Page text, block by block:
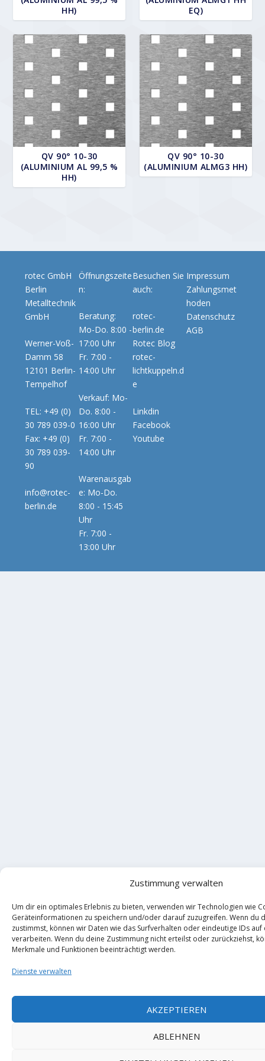
Zustimmung verwalten
Um dir ein optimales Erlebnis zu bieten, verwenden wir Technologien wie
Geräteinformationen zu speichern und/oder darauf zuzugreifen. Wenn du
zustimmst, können wir Daten wie das Surfverhalten oder eindeutige IDs
verarbeiten. Wenn du deine Zustimmung nicht erteilst oder zurückziehst,
Merkmale und Funktionen beeinträchtigt werden.
Dienste verwalten
AKZEPTIEREN
ABLEHNEN
HH)
EQ)
QV 90° 10-30
(ALUMINIUM AL 99,5 %
HH)
QV 90° 10-30
(ALUMINIUM ALMG3 HH)
rotec GmbH
Berlin
Metalltechnik
GmbH
Werner-Voß-
Damm 58
12101 Berlin-
Tempelhof
TEL: +49 (0)
30 789 039-0
Fax: +49 (0)
30 789 039-
90
info@rotec-
berlin.de
Öffnungszeite
n:
Beratung:
Mo-Do. 8:00 -
17:00 Uhr
Fr. 7:00 -
14:00 Uhr
Verkauf: Mo-
Do. 8:00 -
16:00 Uhr
Fr. 7:00 -
14:00 Uhr
Warenausgab
e: Mo-Do.
8:00 - 15:45
Uhr
Fr. 7:00 -
13:00 Uhr
Besuchen Sie
auch:
rotec-
berlin.de
Rotec Blog
rotec-
lichtkuppeln.d
e
Linkdin
Facebook
Youtube
Impressum
Zahlungsmet
hoden
Datenschutz
AGB